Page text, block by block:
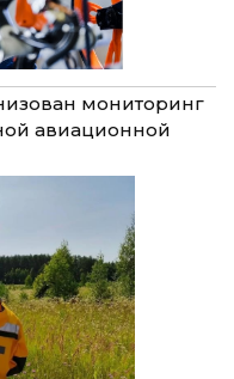
мониторинг
авиационной